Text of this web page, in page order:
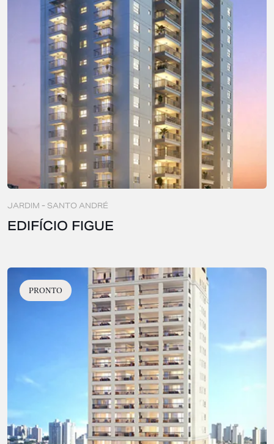
JARDIM - SANTO ANDRÉ
EDIFÍCIO FIGUE
PRONTO